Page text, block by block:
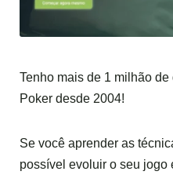
Tenho mais de 1 milhão
Poker desde 2004!
Se você aprender as
possível evoluir o seu jogo